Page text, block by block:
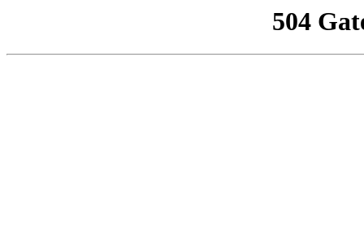
504